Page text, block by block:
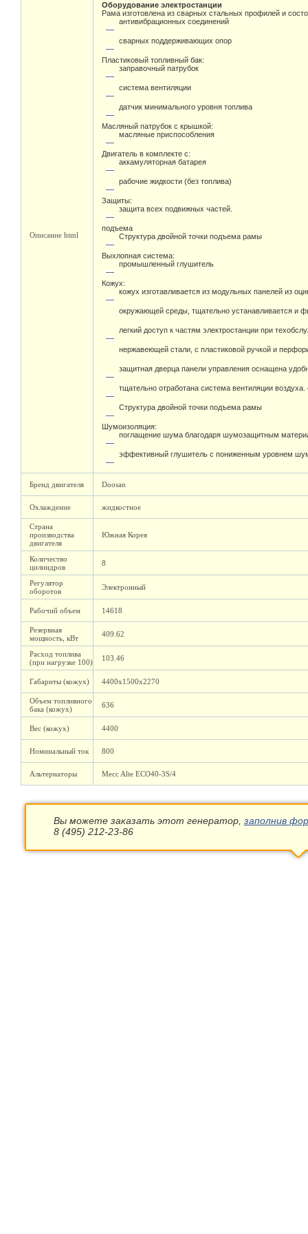
Описание html
Оборудование электростанции
Рама изготовлена из сварных стальных профилей и
антивибрационных соединений
сварных поддерживающих опор
Пластиковый топливный бак:
заправочный патрубок
система вентиляции
датчик минимального уровня топлива
Масляный патрубок с крышкой:
масляные приспособления
Двигатель в комплекте с:
аккамуляторная батарея
рабочие жидкости (без топлива)
Защиты:
защита всех подвижных частей.
подъема
Структура двойной точки подъема рамы
Выхлопная система:
промышленный глушитель
Кожух:
кожух изготавливается из модульных панелей из
окружающей среды, тщательно устанавливается и
легкий доступ к частям электростанции при
нержавеющей стали, с пластиковой ручкой и
защитная дверца панели управления оснащена
тщательно отработана система вентиляции
Структура двойной точки подъема рамы
Шумоизоляция:
поглащение шума благодаря шумозащитным
эффективный глушитель с пониженным уровнем
Бренд двигателя Doosan
Охлаждение жидкостное
Страна
производства
двигателя
Южная Корея
Количество
цилиндров
8
Регулятор
оборотов
Электронный
Рабочий объем 14618
Резервная
мощность, кВт
409.62
Расход топлива
(при нагрузке 100)
103.46
Габариты (кожух) 4400х1500х2270
Объем топливного
бака (кожух)
636
Вес (кожух) 4400
Номинальный ток 800
Альтернаторы Mecc Alte ECO40-3S/4
Вы можете заказать этот генератор, заполнив
8 (495) 212-23-86